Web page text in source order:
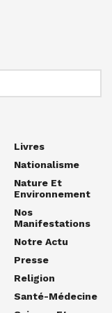
Livres
Nationalisme
Nature Et
Environnement
Nos
Manifestations
Notre Actu
Presse
Religion
Santé-Médecine